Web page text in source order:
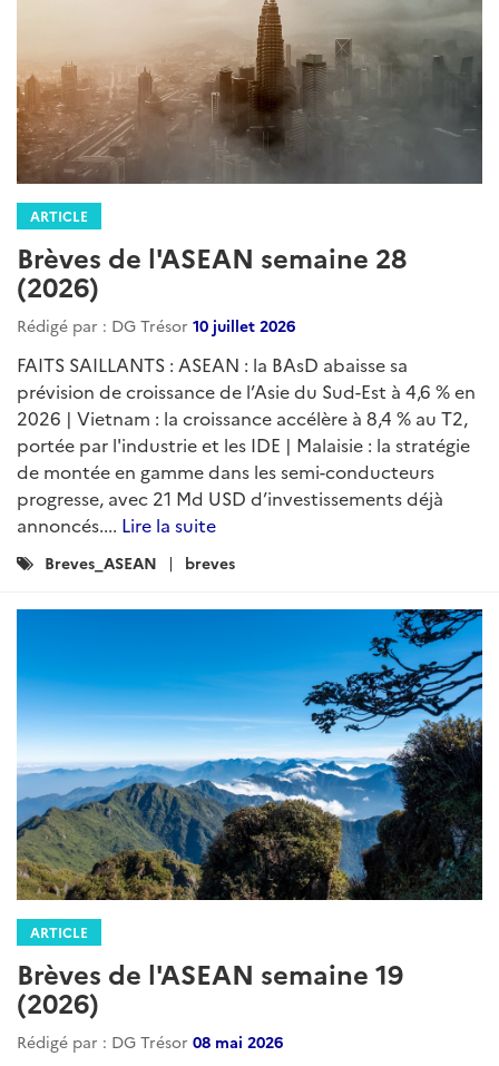
ARTICLE
Brèves de l'ASEAN semaine 28
(2026)
Rédigé par : DG Trésor 10 juillet 2026
FAITS SAILLANTS : ASEAN : la BAsD abaisse sa
prévision de croissance de l’Asie du Sud-Est à 4,6 % en
2026 | Vietnam : la croissance accélère à 8,4 % au T2,
portée par l'industrie et les IDE | Malaisie : la stratégie
de montée en gamme dans les semi-conducteurs
progresse, avec 21 Md USD d’investissements déjà
annoncés.... Lire la suite
Catégories
Breves_ASEAN breves
ARTICLE
Brèves de l'ASEAN semaine 19
(2026)
Rédigé par : DG Trésor 08 mai 2026